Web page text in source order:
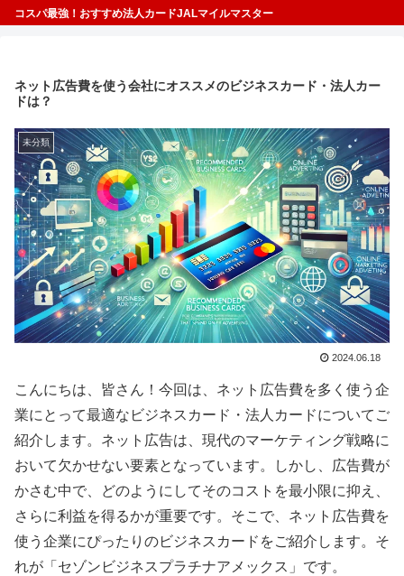
コスパ最強！おすすめ法人カードJALマイルマスター
ネット広告費を使う会社にオススメのビジネスカード・法人カー
ドは？
未分類
2024.06.18
こんにちは、皆さん！今回は、ネット広告費を多く使う企
業にとって最適なビジネスカード・法人カードについてご
紹介します。ネット広告は、現代のマーケティング戦略に
おいて欠かせない要素となっています。しかし、広告費が
かさむ中で、どのようにしてそのコストを最小限に抑え、
さらに利益を得るかが重要です。そこで、ネット広告費を
使う企業にぴったりのビジネスカードをご紹介します。そ
れが「セゾンビジネスプラチナアメックス」です。